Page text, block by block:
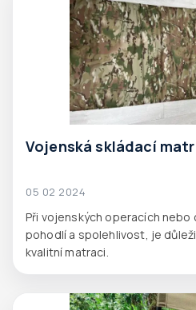
Vojenská skládací
05 02 2024
Při vojenských operacích
pohodlí a spolehlivost, je
kvalitní matraci.